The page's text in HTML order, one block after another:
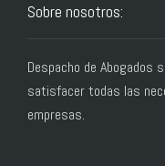
Sobre nosotros:
Despacho de Abogados
satisfacer todas las
empresas.